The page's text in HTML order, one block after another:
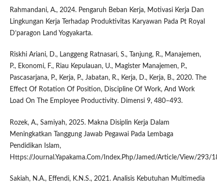
Rahmandani, A., 2024. Pengaruh Beban Kerja, Motivasi Kerja Dan
Lingkungan Kerja Terhadap Produktivitas Karyawan Pada Pt Royal
D’paragon Land Yogyakarta.
Riskhi Ariani, D., Langgeng Ratnasari, S., Tanjung, R., Manajemen,
P., Ekonomi, F., Riau Kepulauan, U., Magister Manajemen, P.,
Pascasarjana, P., Kerja, P., Jabatan, R., Kerja, D., Kerja, B., 2020. The
Effect Of Rotation Of Position, Discipline Of Work, And Work
Load On The Employee Productivity. Dimensi 9, 480–493.
Rozek, A., Samiyah, 2025. Makna Disiplin Kerja Dalam
Meningkatkan Tanggung Jawab Pegawai Pada Lembaga
Pendidikan Islam,
Https://Journal.Yapakama.Com/Index.Php/Jamed/Article/View/293/
Sakiah, N.A., Effendi, K.N.S., 2021. Analisis Kebutuhan Multimedia